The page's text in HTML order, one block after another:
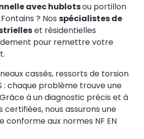
avec hublotsou portillon
? Nos spécialistes de
et résidentielles
pour remettre votre
cassés, ressorts de torsion
: chaque problème trouve une
à un diagnostic précis et à
certifiées, nous assurons une
conforme aux normes NF EN